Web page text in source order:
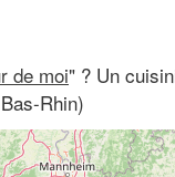
de moi" ? Un
Rhin)